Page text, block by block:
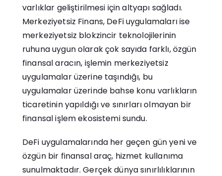
varlıklar geliştirilmesi için altyapı sağladı.
Merkeziyetsiz Finans, DeFi uygulamaları ise
merkeziyetsiz blokzincir teknolojilerinin
ruhuna uygun olarak çok sayıda farklı, özgün
finansal aracın, işlemin merkeziyetsiz
uygulamalar üzerine taşındığı, bu
uygulamalar üzerinde bahse konu varlıkların
ticaretinin yapıldığı ve sınırları olmayan bir
finansal işlem ekosistemi sundu.
DeFi uygulamalarında her geçen gün yeni ve
özgün bir finansal araç, hizmet kullanıma
sunulmaktadır. Gerçek dünya sınırlılıklarının